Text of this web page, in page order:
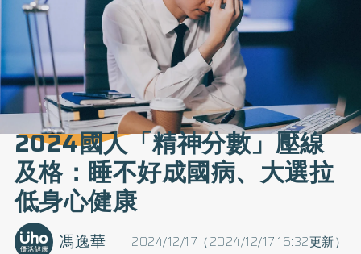
2024國人「精神分數」壓線
及格：睡不好成國病、大選拉
低身心健康
2024/12/17（2024/12/17 16:32更新）
馮逸華